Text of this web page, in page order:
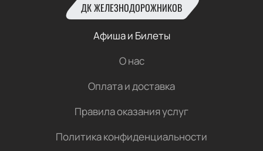
ДК ЖЕЛЕЗНОДОРОЖНИКОВ
Афиша и Билеты
О нас
Оплата и доставка
Правила оказания услуг
Политика конфиденциальности